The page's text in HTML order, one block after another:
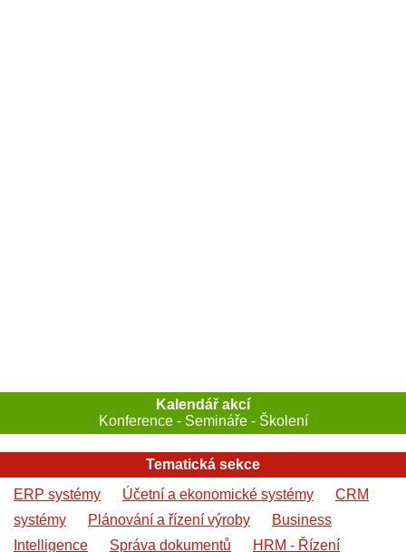
Kalendář akcí
Konference - Semináře - Školení
Tematická sekce
ERP systémy
Účetní a ekonomické systémy
CRM
systémy
Plánování a řízení výroby
Business
Intelligence
Správa dokumentů
HRM - Řízení